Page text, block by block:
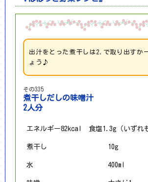
出汁をとった煮干しは2.で取り出すか
ょう♪
その335
煮干しだしの味噌汁
2人分
エネルギー82kcal 食塩1.3g（いずれ
煮干し 10g
水 400ml